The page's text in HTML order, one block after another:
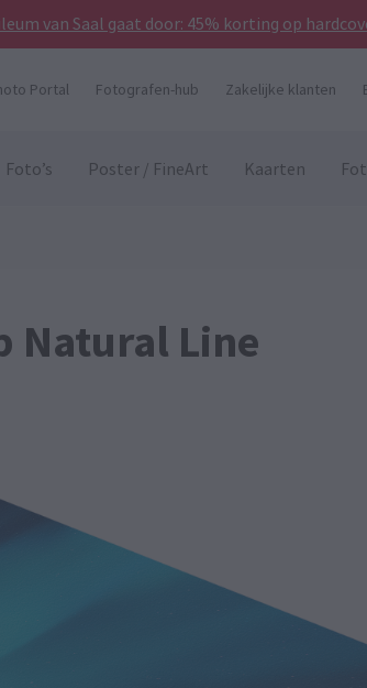
van Saal gaat door: 45% korting op
Portal Fotografen-hub Zakelijke klanten
Foto’s Poster / FineArt Kaarten
Natural Line